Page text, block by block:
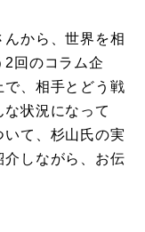
から、世界を相
2回のコラム企
で、相手とどう戦
状況になって
いて、杉山氏の実
介しながら、お伝